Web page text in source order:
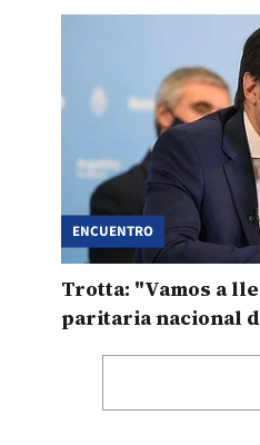
ENCUENTRO
Trotta: "Vamos a
paritaria nacional